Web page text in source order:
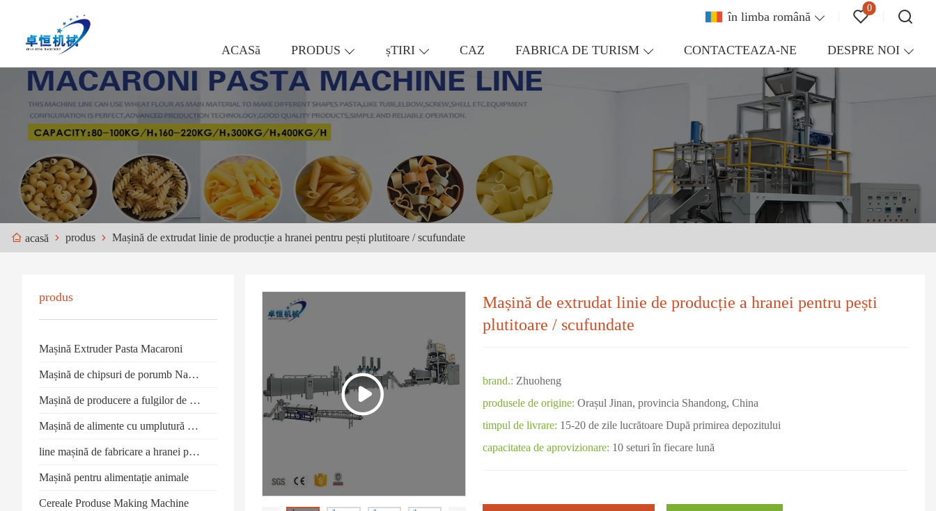
în limba română
0
ACASă PRODUS șTIRI CAZ FABRICA DE TURISM CONTACTEAZA-NE DESPRE NOI
acasă produs Mașină de extrudat linie de producție a hranei pentru pești plutitoare / scufundate
produs
Mașină Extruder Pasta Macaroni
Mașină de chipsuri de porumb Nacho
Mașină de producere a fulgilor de porumb
Mașină de alimente cu umplutură de bază
line mașină de fabricare a hranei pentru pești
Mașină pentru alimentație animale
Cereale Produse Making Machine
Mașină de extrudat linie de producție a hranei pentru pești
plutitoare / scufundate
brand.: Zhuoheng
produsele de origine: Orașul Jinan, provincia Shandong, China
timpul de livrare: 15-20 de zile lucrătoare După primirea depozitului
capacitatea de aprovizionare: 10 seturi în fiecare lună